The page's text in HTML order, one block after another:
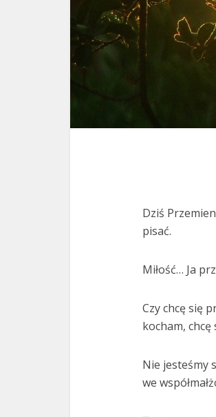
Dziś
pisać.
Miłość… Ja
Czy chcę się
kocham, chcę
Nie jesteśmy
we